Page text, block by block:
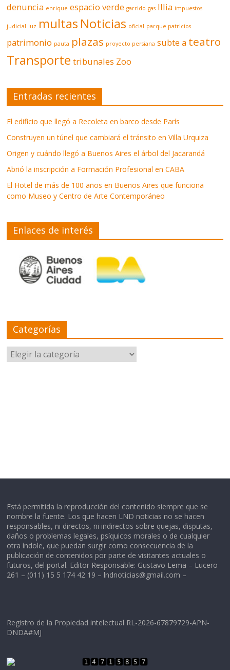
denuncia enrique espacio verde garrido gas Illia impuestos
judicial luz multas Noticias oficial parque patricios
patrimonio pauta plazas proyecto persiana subte a teatro
Transporte tribunales Zoo
Entradas recientes
El edificio que llegó a Recoleta en barco desde París
Construyen un túnel que cambiará el tránsito en Villa Urquiza
Origen y cuándo llegó a Buenos Aires el árbol del Jacarandá
Abrió la inscripción a Formación Profesional en CABA
El Hotel de más de 100 años en Buenos Aires que funciona
como Museo y Centro de Arte Contemporáneo
Enlaces de interés
Categorías
Categorías
Está permitida la reproducción del contenido siempre que se
nombre la fuente. Los que hacen LND noticias no se hacen
responsables, ni directos, ni indirectos sobre quejas, disputas,
daños o problemas legales, psíquicos morales o de cualquier
otra índole, que puedan surgir como consecuencia de la
publicación de contenidos por parte de visitantes actuales o
futuros, del portal. Editor Responsable: Gustavo Lema – Lucero
261 – (011) 15 5 174 42 19 – lndnoticias@gmail.com –
Registro de la Propiedad intelectual RL-2026-67879729-APN-
DNDA#MJ